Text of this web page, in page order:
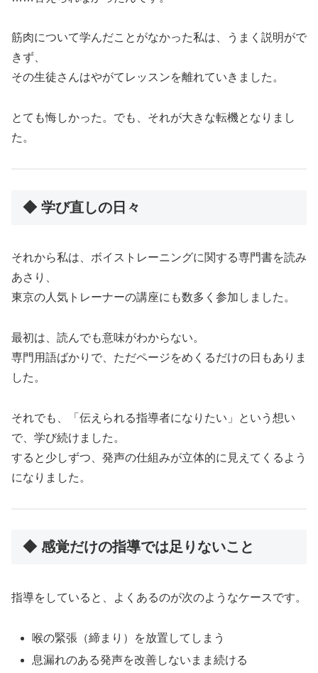
筋肉について学んだことがなかった私は、うまく説明がで
きず、
その生徒さんはやがてレッスンを離れていきました。
とても悔しかった。でも、それが大きな転機となりまし
た。
◆ 学び直しの日々
それから私は、ボイストレーニングに関する専門書を読み
あさり、
東京の人気トレーナーの講座にも数多く参加しました。
最初は、読んでも意味がわからない。
専門用語ばかりで、ただページをめくるだけの日もありま
した。
それでも、「伝えられる指導者になりたい」という想い
で、学び続けました。
すると少しずつ、発声の仕組みが立体的に見えてくるよう
になりました。
◆ 感覚だけの指導では足りないこと
指導をしていると、よくあるのが次のようなケースです。
喉の緊張（締まり）を放置してしまう
息漏れのある発声を改善しないまま続ける